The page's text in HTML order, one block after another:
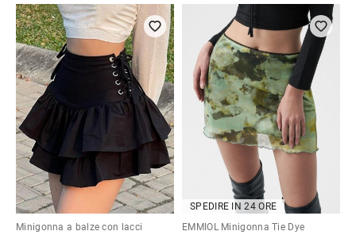
Minigonna a balze con lacci
SPEDIRE IN 24 ORE
EMMIOL Minigonna Tie Dye